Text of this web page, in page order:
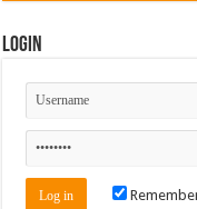
Login